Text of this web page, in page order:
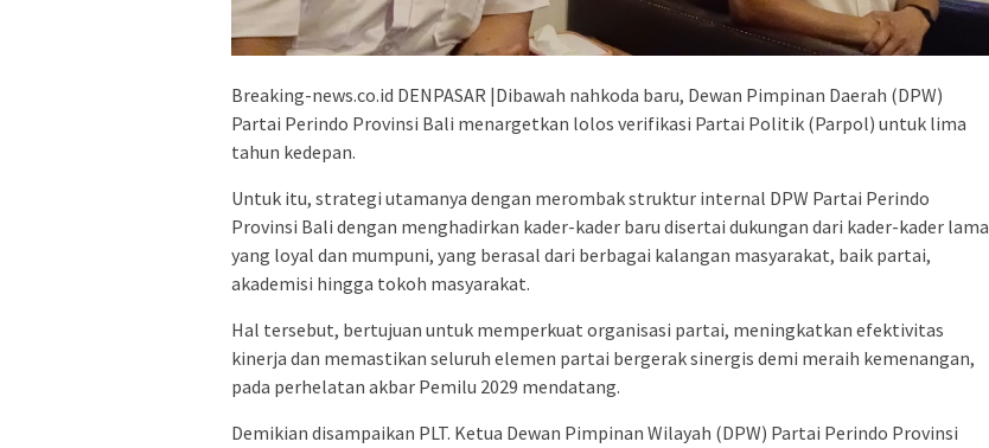
Breaking-news.co.id DENPASAR |Dibawah nahkoda baru, Dewan Pimpinan Daerah (DPW)
Partai Perindo Provinsi Bali menargetkan lolos verifikasi Partai Politik (Parpol) untuk lima
tahun kedepan.
Untuk itu, strategi utamanya dengan merombak struktur internal DPW Partai Perindo
Provinsi Bali dengan menghadirkan kader-kader baru disertai dukungan dari kader-kader lama
yang loyal dan mumpuni, yang berasal dari berbagai kalangan masyarakat, baik partai,
akademisi hingga tokoh masyarakat.
Hal tersebut, bertujuan untuk memperkuat organisasi partai, meningkatkan efektivitas
kinerja dan memastikan seluruh elemen partai bergerak sinergis demi meraih kemenangan,
pada perhelatan akbar Pemilu 2029 mendatang.
Demikian disampaikan PLT. Ketua Dewan Pimpinan Wilayah (DPW) Partai Perindo Provinsi